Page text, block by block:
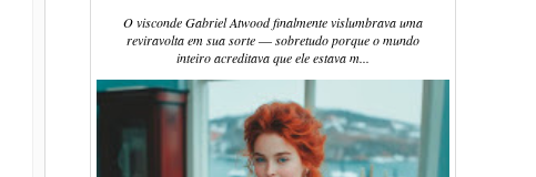
O visconde Gabriel Atwood finalmente vislumbrava uma
reviravolta em sua sorte ― sobretudo porque o mundo
inteiro acreditava que ele estava m...